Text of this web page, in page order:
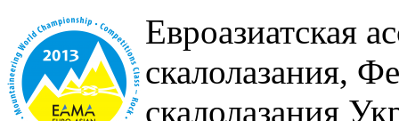
Евроазиатская
скалолазания,
скалолазания